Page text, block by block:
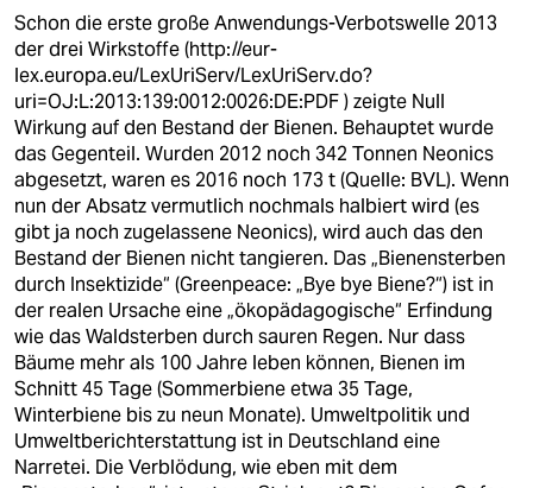
Schon die erste große Anwendungs-Verbotswelle 2013
der drei Wirkstoffe (http://eur-
lex.europa.eu/LexUriServ/LexUriServ.do?
uri=OJ:L:2013:139:0012:0026:DE:PDF) zeigte Null
Wirkung auf den Bestand der Bienen. Behauptet wurde
das Gegenteil. Wurden 2012 noch 342 Tonnen Neonics
abgesetzt, waren es 2016 noch 173 t (Quelle: BVL). Wenn
nun der Absatz vermutlich nochmals halbiert wird (es
gibt ja noch zugelassene Neonics), wird auch das den
Bestand der Bienen nicht tangieren. Das „Bienensterben
durch Insektizide“ (Greenpeace: „Bye bye Biene?“) ist in
der realen Ursache eine „ökopädagogische“ Erfindung
wie das Waldsterben durch sauren Regen. Nur dass
Bäume mehr als 100 Jahre leben können, Bienen im
Schnitt 45 Tage (Sommerbiene etwa 35 Tage,
Winterbiene bis zu neun Monate). Umweltpolitik und
Umweltberichterstattung ist in Deutschland eine
Narretei. Die Verblödung, wie eben mit dem